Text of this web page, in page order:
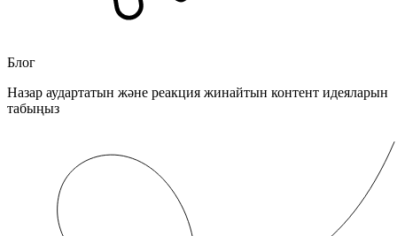
Блог
Назар аудартатын және реакция жинайтын контент идеяларын
табыңыз